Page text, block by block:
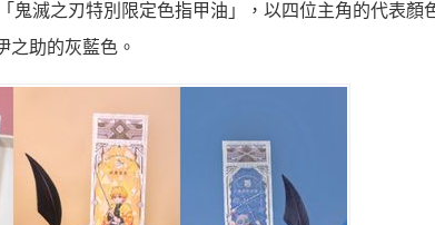
滅之刃特別限定色指甲油」，以四位主角的代表顏
之助的灰藍色。